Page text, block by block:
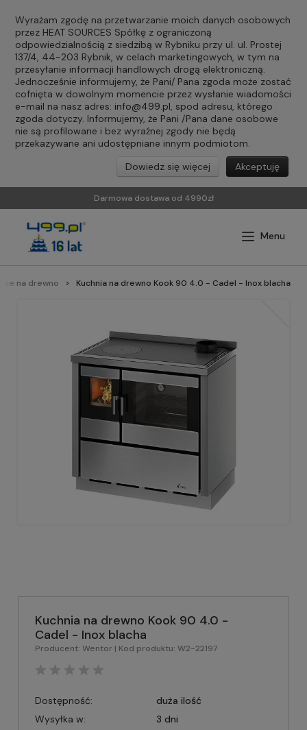
Wyrażam zgodę na przetwarzanie moich danych osobowych
przez HEAT SOURCES Spółkę z ograniczoną
odpowiedzialnością z siedzibą w Rybniku przy ul. ul. Prostej
137/4, 44-203 Rybnik, w celach marketingowych, w tym na
przesyłanie informacji handlowych drogą elektroniczną.
Jednocześnie informujemy, że Pani/ Pana zgoda może zostać
cofnięta w dowolnym momencie przez wysłanie wiadomości
e-mail na nasz adres: info@499.pl, spod adresu, którego
zgoda dotyczy. Informujemy, że Pani /Pana dane osobowe
nie są profilowane i bez wyraźnej zgody nie będą
przekazywane ani udostępniane innym podmiotom.
Akceptuję
Dowiedz się więcej
Darmowa dostawa od 4990zł
na drewno Kuchnia na drewno Kook 90 4.0 - Cadel - Inox blacha
Kuchnia na drewno Kook 90 4.0 -
Cadel - Inox blacha
Producent: Wentor | Kod produktu: W2-22197
Dostępność:
duża ilość
Wysyłka w:
3 dni